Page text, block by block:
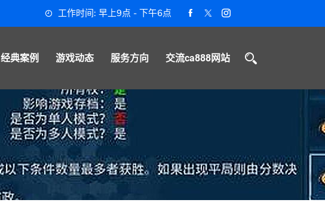
工作时间: 早上9点 - 下午6点
经典案例 游戏动态 服务方向 交流ca888网站